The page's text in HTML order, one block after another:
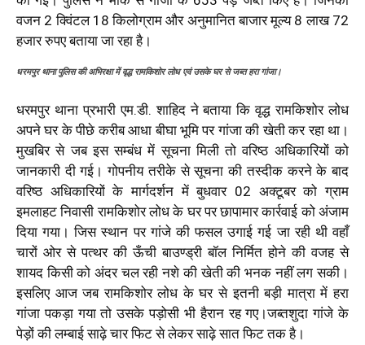
वजन 2 क्विंटल 18 किलोग्राम और अनुमानित बाजार मूल्य 8 लाख 72
हजार रुपए बताया जा रहा है।
धरमपुर थाना पुलिस की अभिरक्षा में वृद्ध रामकिशोर लोध एवं उसके घर से जब्त हरा गांजा।
धरमपुर थाना प्रभारी एम.डी. शाहिद ने बताया कि वृद्ध रामकिशोर लोध
अपने घर के पीछे करीब आधा बीघा भूमि पर गांजा की खेती कर रहा था।
मुखबिर से जब इस सम्बंध में सूचना मिली तो वरिष्ठ अधिकारियों को
जानकारी दी गई। गोपनीय तरीके से सूचना की तस्दीक करने के बाद
वरिष्ठ अधिकारियों के मार्गदर्शन में बुधवार 02 अक्टूबर को ग्राम
इमलाहट निवासी रामकिशोर लोध के घर पर छापामार कार्रवाई को अंजाम
दिया गया। जिस स्थान पर गांजे की फसल उगाई गई जा रही थी वहाँ
चारों ओर से पत्थर की ऊँची बाउण्ड्री बॉल निर्मित होने की वजह से
शायद किसी को अंदर चल रही नशे की खेती की भनक नहीं लग सकी।
इसलिए आज जब रामकिशोर लोध के घर से इतनी बड़ी मात्रा में हरा
गांजा पकड़ा गया तो उसके पड़ोसी भी हैरान रह गए।जब्तशुदा गांजे के
पेड़ों की लम्बाई साढ़े चार फिट से लेकर साढ़े सात फिट तक है।